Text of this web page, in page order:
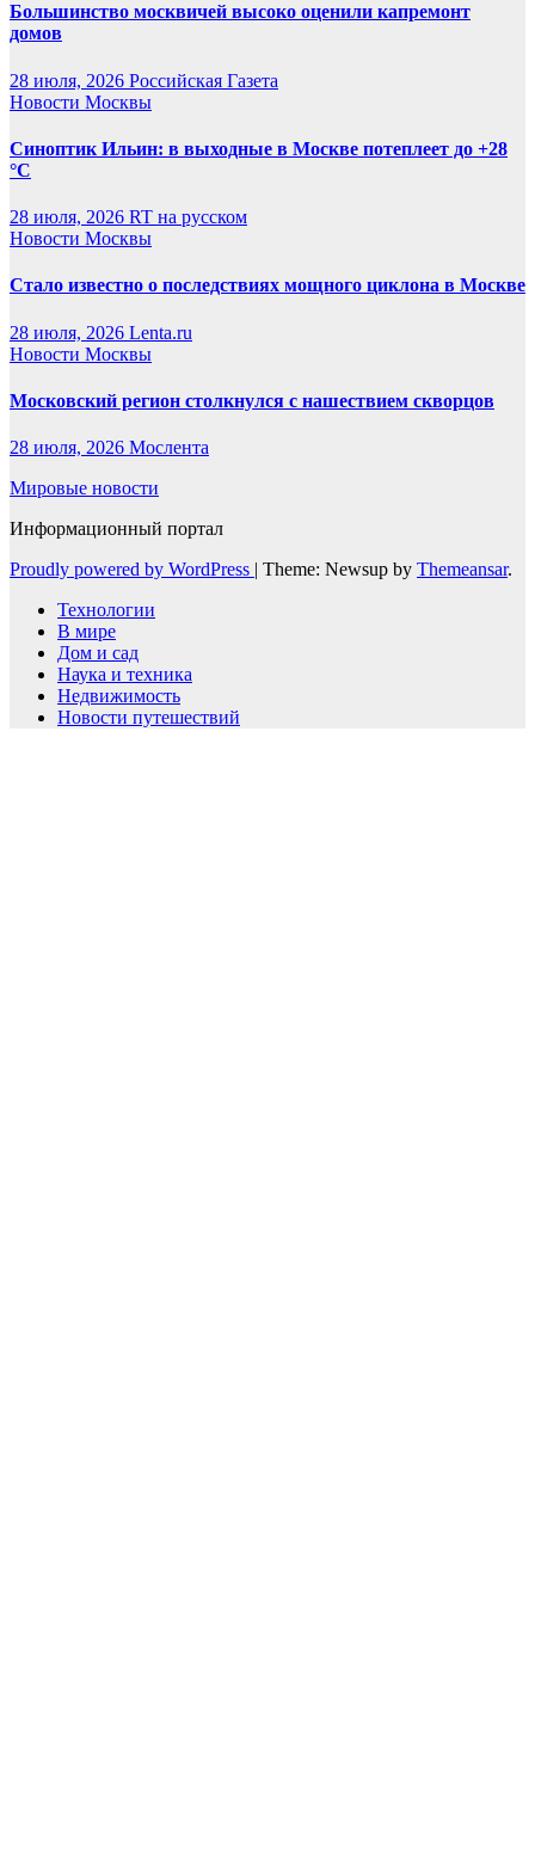
Большинство москвичей высоко оценили капремонт
домов
28 июля, 2026 Российская Газета
Новости Москвы
Синоптик Ильин: в выходные в Москве потеплеет до +28
°C
28 июля, 2026 RT на русском
Новости Москвы
Стало известно о последствиях мощного циклона в Москве
28 июля, 2026 Lenta.ru
Новости Москвы
Московский регион столкнулся с нашествием скворцов
28 июля, 2026 Мослента
Мировые новости
Информационный портал
Proudly powered by WordPress | Theme: Newsup by Themeansar.
Технологии
В мире
Дом и сад
Наука и техника
Недвижимость
Новости путешествий